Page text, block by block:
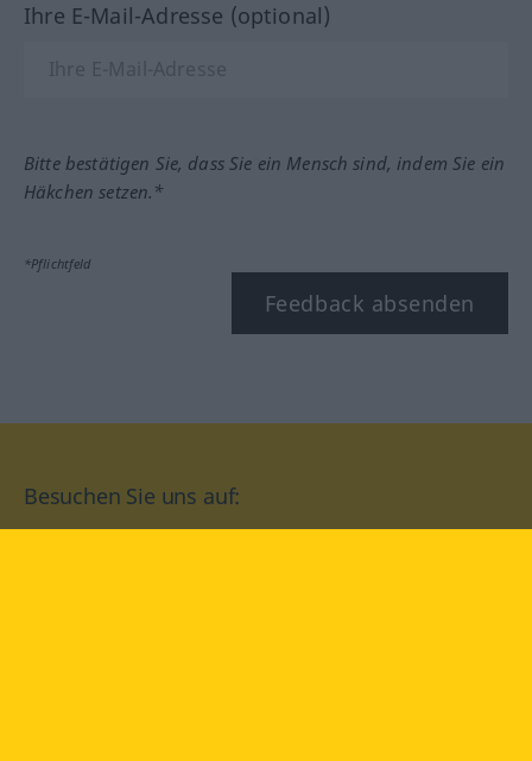
Ihre E-Mail-Adresse (optional)
Bitte bestätigen Sie, dass Sie ein Mensch sind, indem Sie ein
Häkchen setzen.*
*Pflichtfeld
Feedback absenden
Besuchen Sie uns auf: